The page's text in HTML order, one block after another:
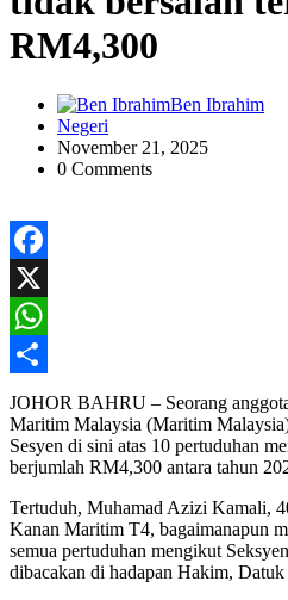
RM4,300
Ben Ibrahim
Negeri
November 21, 2025
0 Comments
Facebook
X
WhatsApp
Share
JOHOR BAHRU – Seorang
Maritim Malaysia (Maritim
Sesyen di sini atas 10 pertuduhan
berjumlah RM4,300 antara tahun
Tertuduh, Muhamad Azizi Kamali,
Kanan Maritim T4, bagaimanapun
semua pertuduhan mengikut
dibacakan di hadapan Hakim,